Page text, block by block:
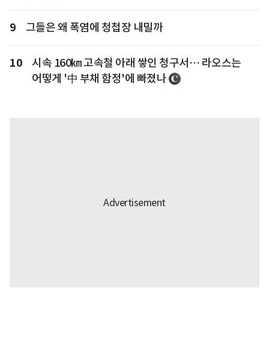
9 그들은 왜 폭염에 청첩장 내밀까
10
시속 160㎞ 고속철 아래 쌓인 청구서… 라오스는
어떻게 '中 부채 함정'에 빠졌나